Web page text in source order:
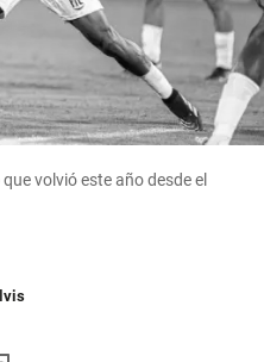
volvió este año desde el